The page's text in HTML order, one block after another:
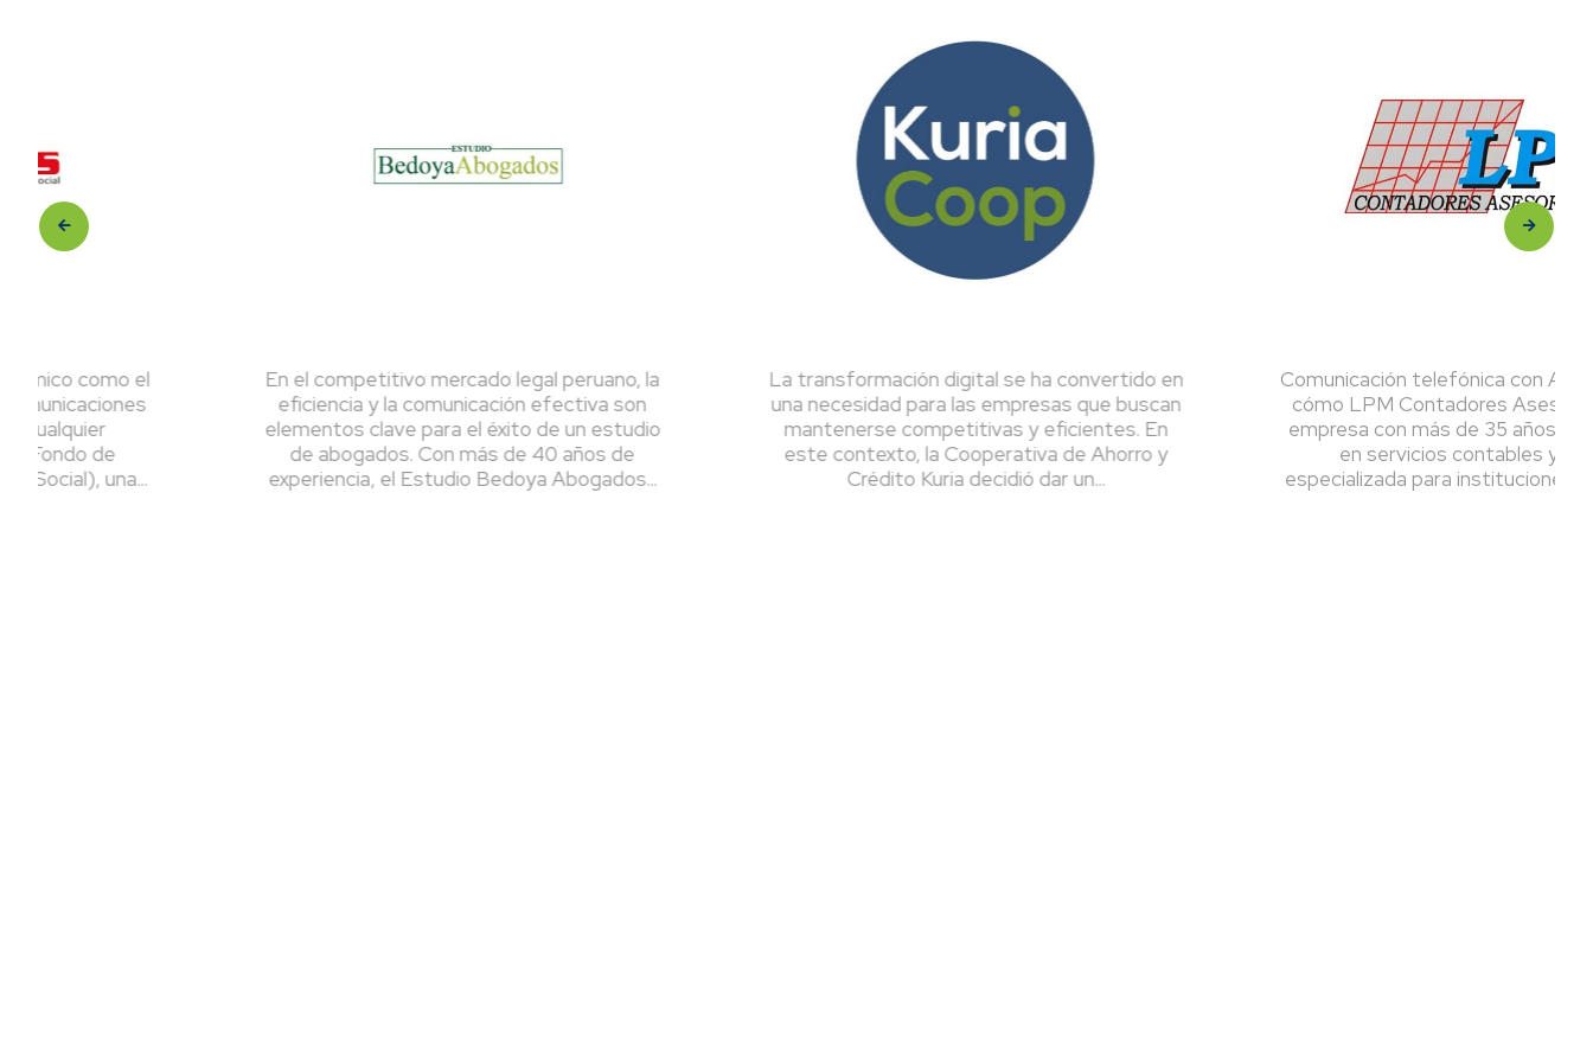
el
En el competitivo mercado legal peruano, la
eficiencia y la comunicación efectiva son
elementos clave para el éxito de un estudio
de abogados. Con más de 40 años de
experiencia, el Estudio Bedoya Abogados...
La transformación digital se ha convertido en
una necesidad para las empresas que buscan
mantenerse competitivas y eficientes. En
este contexto, la Cooperativa de Ahorro y
Crédito Kuria decidió dar un...
Comunicación telefónica con Anura: Descubre
cómo LPM Contadores Asesores SAC, una
empresa con más de 35 años de experiencia
en servicios contables y asesoría
especializada para instituciones educativas,...